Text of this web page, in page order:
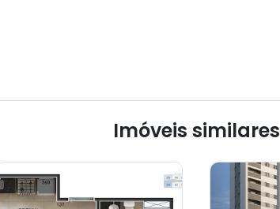
Imóveis similares